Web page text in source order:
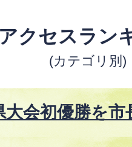
アクセスラン
(カテゴリ別)
大会初優勝を市